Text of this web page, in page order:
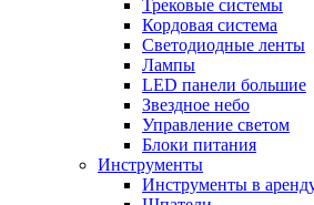
Трековые системы
Кордовая система
Светодиодные ленты
Лампы
LED панели большие
Звездное небо
Управление светом
Блоки питания
Инструменты
Инструменты в